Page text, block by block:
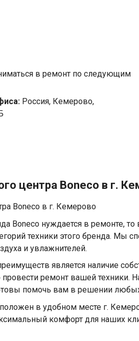
в ремонт по следующим
Россия, Кемерово,
центра Boneco в г.
Boneco в г. Кемерово
Boneco нуждается в ремонте,
техники этого бренда. Мы
и увлажнителей.
является наличие
провести ремонт вашей
помочь вам в решении
в удобном месте г.
комфорт для наших